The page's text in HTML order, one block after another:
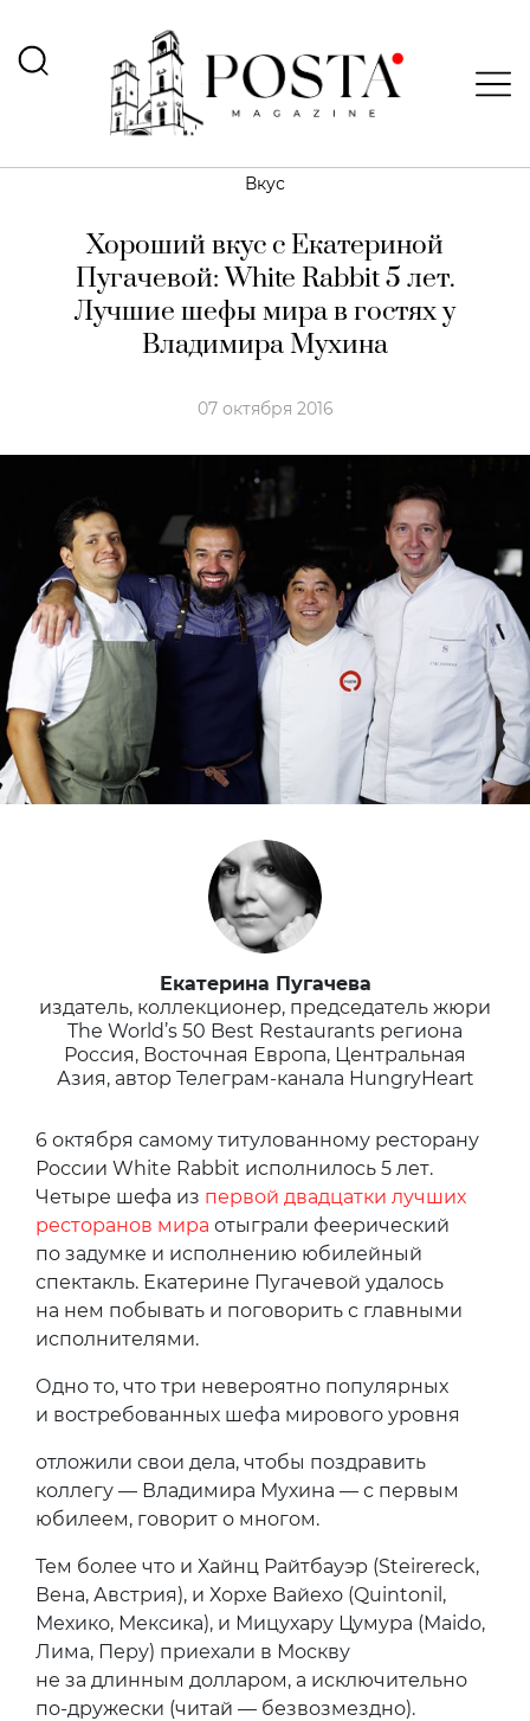
Вкус
Хороший вкус с Екатериной
Пугачевой: White Rabbit 5 лет.
Лучшие шефы мира в гостях у
Владимира Мухина
07 октября 2016
Екатерина Пугачева
издатель, коллекционер, председатель жюри
The World’s 50 Best Restaurants региона
Россия, Восточная Европа, Центральная
Азия, автор Телеграм-канала HungryHeart
6 октября самому титулованному ресторану
России White Rabbit исполнилось 5 лет.
Четыре шефа из первой двадцатки лучших
ресторанов мира отыграли феерический
по задумке и исполнению юбилейный
спектакль. Екатерине Пугачевой удалось
на нем побывать и поговорить с главными
исполнителями.
Одно то, что три невероятно популярных
и востребованных шефа мирового уровня
отложили свои дела, чтобы поздравить
коллегу — Владимира Мухина — с первым
юбилеем, говорит о многом.
Тем более что и Хайнц Райтбауэр (Steirereck,
Вена, Австрия), и Хорхе Вайехо (Quintonil,
Мехико, Мексика), и Мицухару Цумура (Maido,
Лима, Перу) приехали в Москву
не за длинным долларом, а исключительно
по-дружески (читай — безвозмездно).